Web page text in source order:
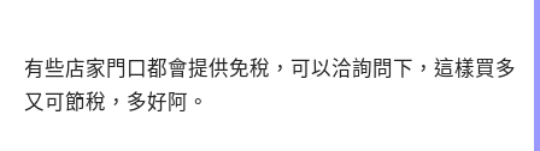
有些店家門口都會提供免稅，可以洽詢問下，這樣買多
又可節稅，多好阿。